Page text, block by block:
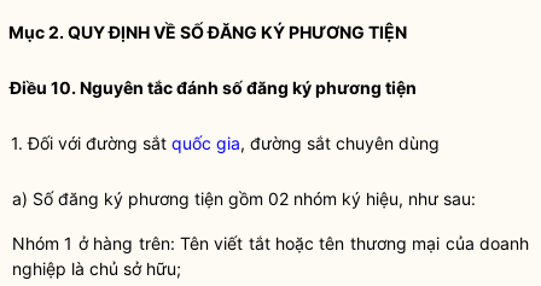
Mục 2. QUY ĐỊNH VỀ SỐ ĐĂNG KÝ PHƯƠNG TIỆN
Điều 10. Nguyên tắc đánh số đăng ký phương tiện
1. Đối với đường sắt quốc gia, đường sắt chuyên dùng
a) Số đăng ký phương tiện gồm 02 nhóm ký hiệu, như sau:
Nhóm 1 ở hàng trên: Tên viết tắt hoặc tên thương mại của doanh
nghiệp là chủ sở hữu;